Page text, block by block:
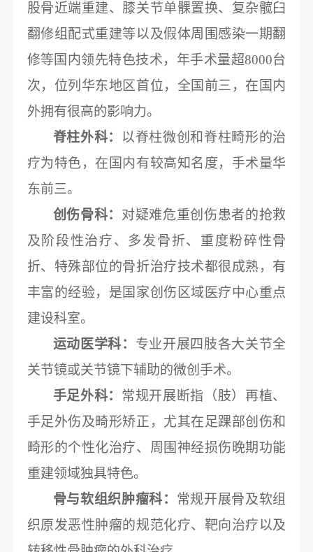
股骨近端重建、膝关节单髁置换、复杂髋臼
翻修组配式重建等以及假体周围感染一期翻
修等国内领先特色技术，年手术量超8000台
次，位列华东地区首位，全国前三，在国内
外拥有很高的影响力。
脊柱外科： 以脊柱微创和脊柱畸形的治
疗为特色，在国内有较高知名度，手术量华
东前三。
创伤骨科： 对疑难危重创伤患者的抢救
及阶段性治疗、多发骨折、重度粉碎性骨
折、特殊部位的骨折治疗技术都很成熟，有
丰富的经验，是国家创伤区域医疗中心重点
建设科室。
运动医学科： 专业开展四肢各大关节全
关节镜或关节镜下辅助的微创手术。
手足外科： 常规开展断指（肢）再植、
手足外伤及畸形矫正，尤其在足踝部创伤和
畸形的个性化治疗、周围神经损伤晚期功能
重建领域独具特色。
骨与软组织肿瘤科： 常规开展骨及软组
织原发恶性肿瘤的规范化疗、靶向治疗以及